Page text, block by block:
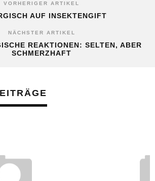
VORHERIGER ARTIKEL
AUF INSEKTENGIFT
NÄCHSTER ARTIKEL
REAKTIONEN: SELTEN, ABER
SCHMERZHAFT